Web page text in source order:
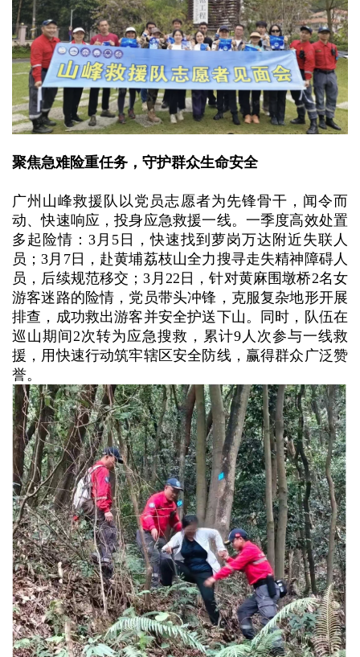
聚焦急难险重任务，守护群众生命安全
广州山峰救援队以党员志愿者为先锋骨干，闻令而
动、快速响应，投身应急救援一线。一季度高效处置
多起险情：3月5日，快速找到萝岗万达附近失联人
员；3月7日，赴黄埔荔枝山全力搜寻走失精神障碍人
员，后续规范移交；3月22日，针对黄麻围墩桥2名女
游客迷路的险情，党员带头冲锋，克服复杂地形开展
排查，成功救出游客并安全护送下山。同时，队伍在
巡山期间2次转为应急搜救，累计9人次参与一线救
援，用快速行动筑牢辖区安全防线，赢得群众广泛赞
誉。